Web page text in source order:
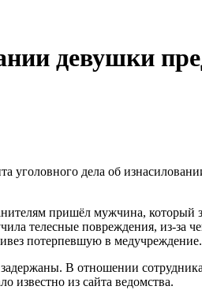
девушки
уголовного дела об
пришёл мужчина, который
телесные повреждения, из-за
потерпевшую в медучреждение.
В отношении
известно из сайта ведомства.